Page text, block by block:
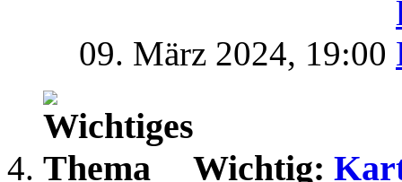
09. März 2024, 19:00
Wichtig: